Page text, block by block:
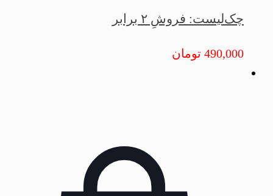
چک‌لیست: فروشِ ۲ برابر
490,000 تومان